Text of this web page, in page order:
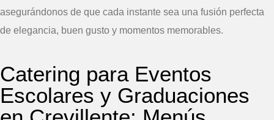
asegurándonos de que cada instante sea una fusión perfecta
de elegancia, buen gusto y momentos memorables.
Catering para Eventos
Escolares y Graduaciones